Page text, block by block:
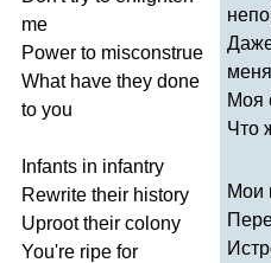
me
Power to misconstrue
What have they done
to you
Infants in infantry
Rewrite their history
Uproot their colony
You're ripe for
Моя
Что
Мои